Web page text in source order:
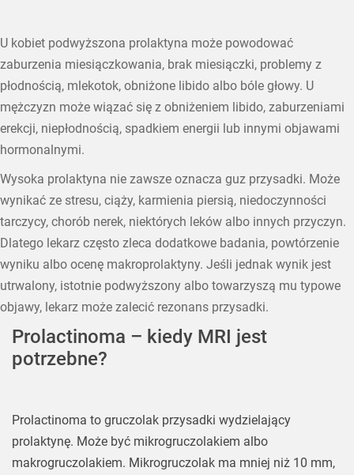
U kobiet podwyższona prolaktyna może powodować
zaburzenia miesiączkowania, brak miesiączki, problemy z
płodnością, mlekotok, obniżone libido albo bóle głowy. U
mężczyzn może wiązać się z obniżeniem libido, zaburzeniami
erekcji, niepłodnością, spadkiem energii lub innymi objawami
hormonalnymi.
Wysoka prolaktyna nie zawsze oznacza guz przysadki. Może
wynikać ze stresu, ciąży, karmienia piersią, niedoczynności
tarczycy, chorób nerek, niektórych leków albo innych przyczyn.
Dlatego lekarz często zleca dodatkowe badania, powtórzenie
wyniku albo ocenę makroprolaktyny. Jeśli jednak wynik jest
utrwalony, istotnie podwyższony albo towarzyszą mu typowe
objawy, lekarz może zalecić rezonans przysadki.
Prolactinoma – kiedy MRI jest
potrzebne?
Prolactinoma to gruczolak przysadki wydzielający
prolaktynę. Może być mikrogruczolakiem albo
makrogruczolakiem. Mikrogruczolak ma mniej niż 10 mm,